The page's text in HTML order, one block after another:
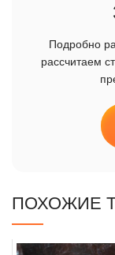
Подробно
рассчитаем
ПОХОЖИЕ